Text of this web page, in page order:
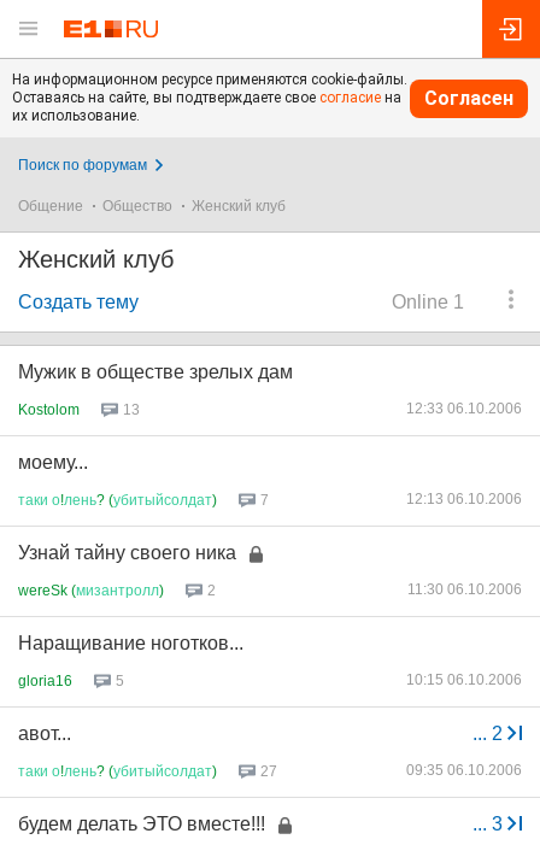
На информационном ресурсе применяются cookie-файлы.
Оставаясь на сайте, вы подтверждаете свое согласие на
их использование.
Согласен
Поиск по форумам
Общение Общество Женский клуб
Женский клуб
Online 1
Создать тему
Мужик в обществе зрелых дам
Kostolom 13 12:33 06.10.2006
моему...
таки о!лень? (убитыйсолдат) 7 12:13 06.10.2006
Узнай тайну своего ника
wereSk (мизантролл) 2 11:30 06.10.2006
Наращивание ноготков...
gloria16 5 10:15 06.10.2006
... 2
авот...
таки о!лень? (убитыйсолдат) 27 09:35 06.10.2006
... 3
будем делать ЭТО вместе!!!